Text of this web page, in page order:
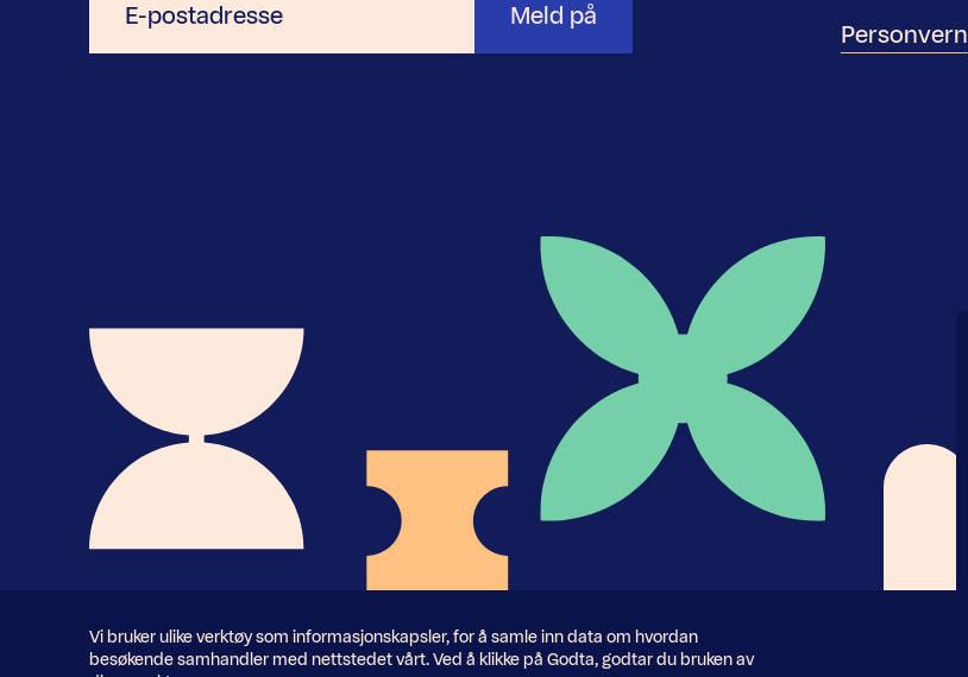
postadresse
Meld på
Personvern
InformasjonskapslerVi bruker ulike verktøy som informasjonskapsler, for å samle inn data om hvordan
besøkende samhandler med nettstedet vårt. Ved å klikke på Godta, godtar du bruken av
Nyhetsbrev